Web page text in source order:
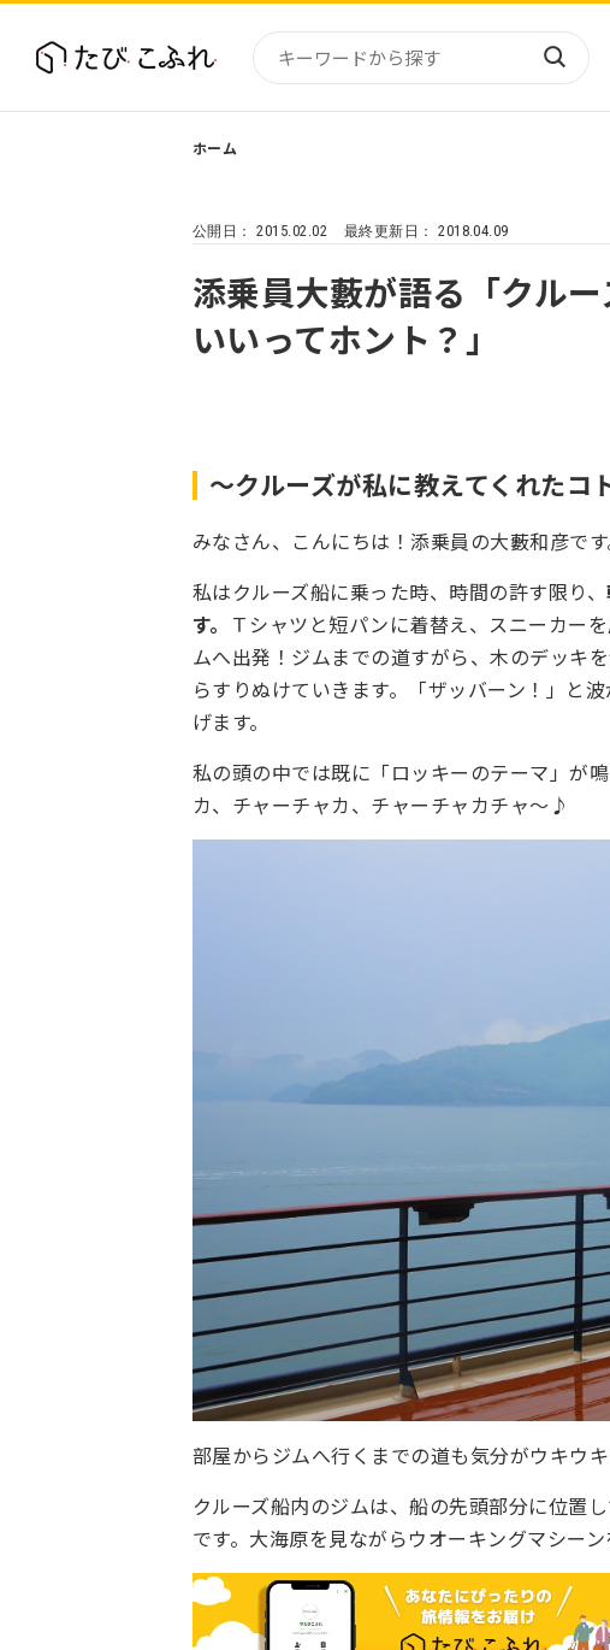
東北
関東
中部・北陸
近畿
ホーム
公開日：2015.02.02 最終更新日：2018.04.09
添乗員大藪が語る「クル
いいってホント？」
～クルーズが私に教えてくれたコ
みなさん、こんにちは！添乗員の大藪和彦です
私はクルーズ船に乗った時、時間の許す限り、
す。 Ｔシャツと短パンに着替え、スニーカー
ムへ出発！ジムまでの道すがら、木のデッキ
らすりぬけていきます。「ザッバーン！」と
げます。
私の頭の中では既に「ロッキーのテーマ」が
カ、チャーチャカ、チャーチャカチャ～♪
部屋からジムへ行くまでの道も気分がウキウ
クルーズ船内のジムは、船の先頭部分に位置
です。大海原を見ながらウオーキングマシー